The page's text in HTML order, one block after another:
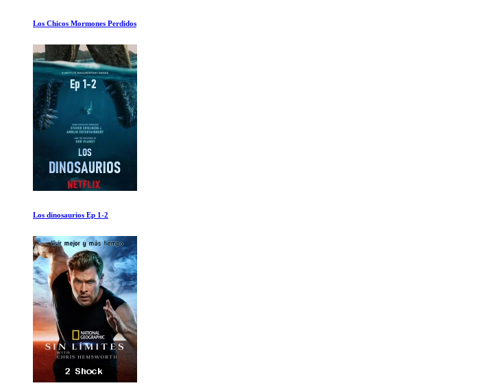
Adele Live At The Royal Albert Hall
El Punto de Inflexion